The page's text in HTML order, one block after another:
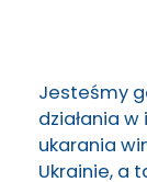
Jesteśmy
działania
ukarania
Ukrainie, a